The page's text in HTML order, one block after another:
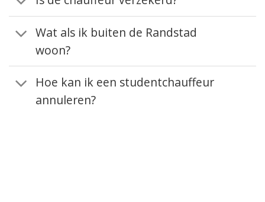
Wat als ik buiten de Randstad
woon?
Hoe kan ik een studentchauffeur
annuleren?